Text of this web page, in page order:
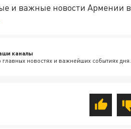
и важные новости Армении в
каналы
новостях и важнейших событиях дня.